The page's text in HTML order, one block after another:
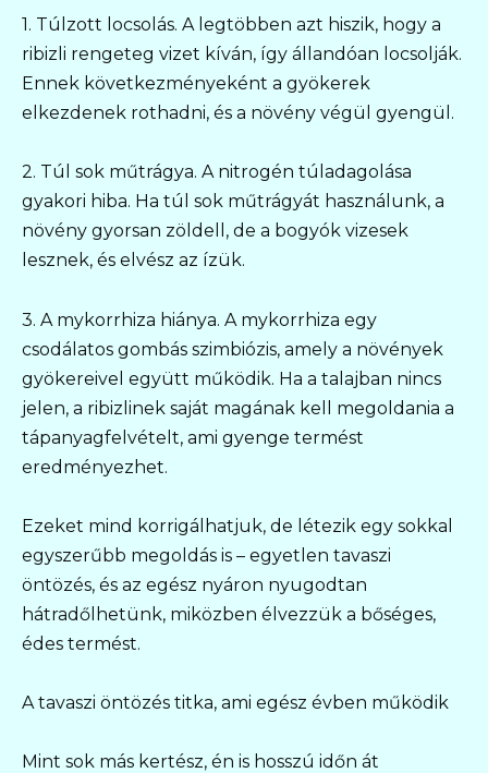
1. Túlzott locsolás. A legtöbben azt hiszik, hogy a
ribizli rengeteg vizet kíván, így állandóan locsolják.
Ennek következményeként a gyökerek
elkezdenek rothadni, és a növény végül gyengül.
2. Túl sok műtrágya. A nitrogén túladagolása
gyakori hiba. Ha túl sok műtrágyát használunk, a
növény gyorsan zöldell, de a bogyók vizesek
lesznek, és elvész az ízük.
3. A mykorrhiza hiánya. A mykorrhiza egy
csodálatos gombás szimbiózis, amely a növények
gyökereivel együtt működik. Ha a talajban nincs
jelen, a ribizlinek saját magának kell megoldania a
tápanyagfelvételt, ami gyenge termést
eredményezhet.
Ezeket mind korrigálhatjuk, de létezik egy sokkal
egyszerűbb megoldás is – egyetlen tavaszi
öntözés, és az egész nyáron nyugodtan
hátradőlhetünk, miközben élvezzük a bőséges,
édes termést.
A tavaszi öntözés titka, ami egész évben működik
Mint sok más kertész, én is hosszú időn át